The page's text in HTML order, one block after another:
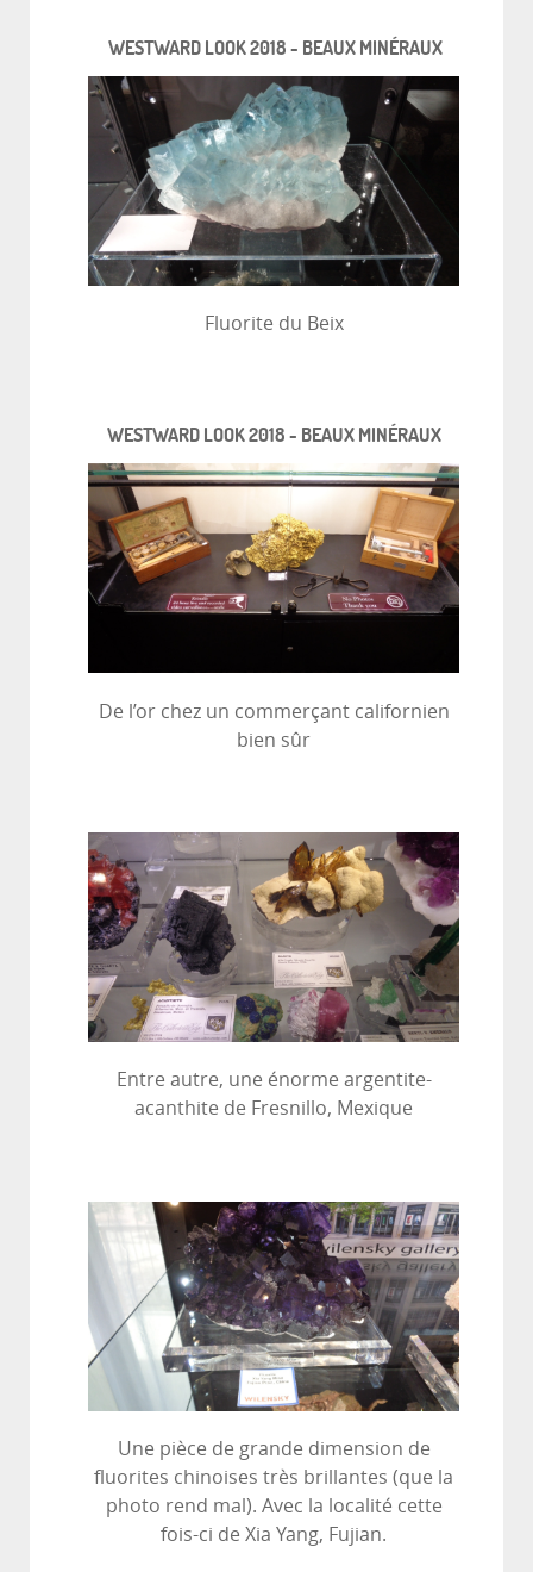
WESTWARD LOOK 2018 - BEAUX MINÉRAUX
Fluorite du Beix
WESTWARD LOOK 2018 - BEAUX MINÉRAUX
De l’or chez un commerçant californien
bien sûr
Entre autre, une énorme argentite-
acanthite de Fresnillo, Mexique
Une pièce de grande dimension de
fluorites chinoises très brillantes (que la
photo rend mal). Avec la localité cette
fois-ci de Xia Yang, Fujian.